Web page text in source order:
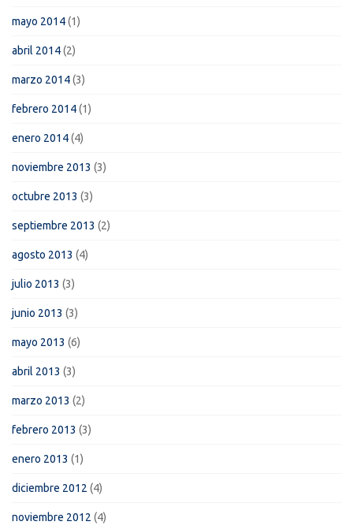
mayo 2014(1)
abril 2014(2)
marzo 2014(3)
febrero 2014(1)
enero 2014(4)
noviembre 2013 (3)
octubre 2013 (3)
septiembre 2013 (2)
agosto 2013 (4)
julio 2013 (3)
junio 2013 (3)
mayo 2013 (6)
abril 2013 (3)
marzo 2013 (2)
febrero 2013 (3)
enero 2013 (1)
diciembre 2012 (4)
noviembre 2012 (4)